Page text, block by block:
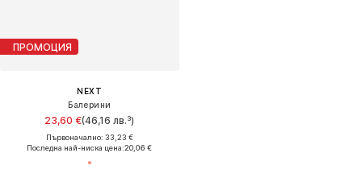
ПРОМОЦИЯ
NEXT
Балерини
23,60 €(46,16 лв.³)
Първоначално: 33,23 €
Последна най-ниска цена:20,06 €